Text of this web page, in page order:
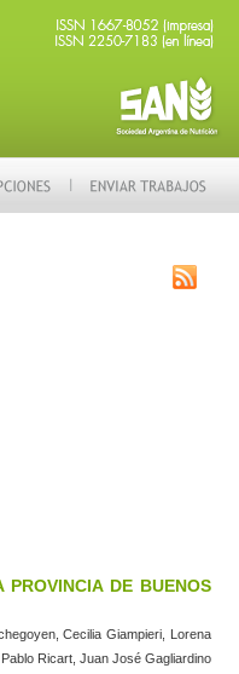
DE BUENOS
Cecilia Giampieri, Lorena
Ricart, Juan José Gagliardino